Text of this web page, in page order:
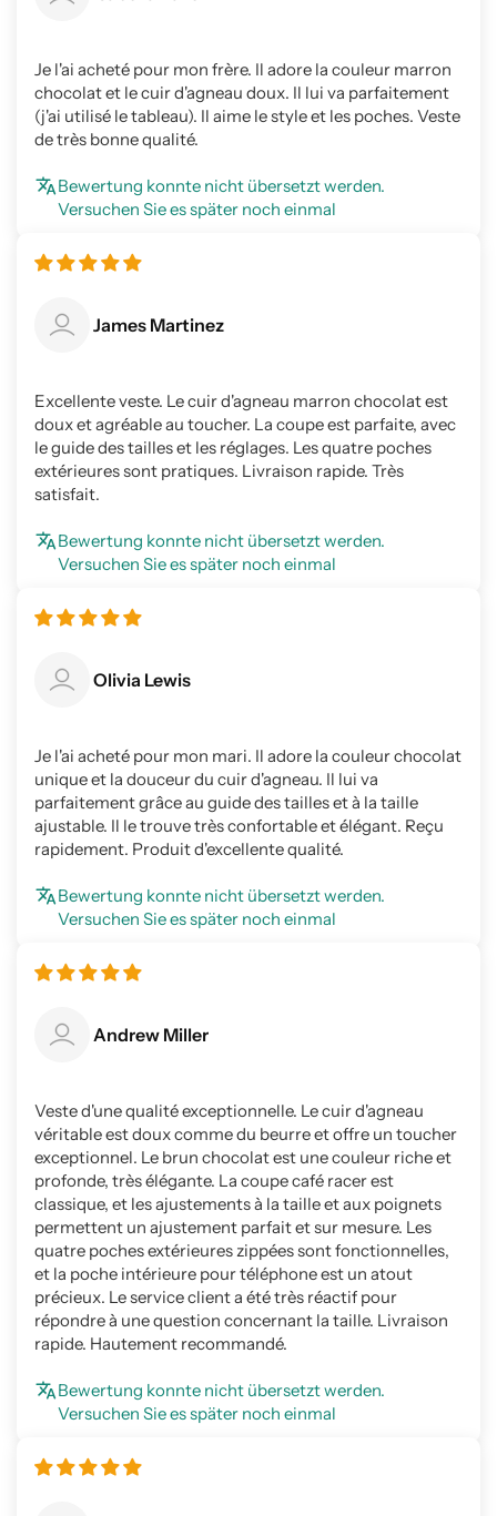
Je l'ai acheté pour mon frère. Il adore la couleur marron
chocolat et le cuir d'agneau doux. Il lui va parfaitement
(j'ai utilisé le tableau). Il aime le style et les poches. Veste
de très bonne qualité.
Bewertung konnte nicht übersetzt werden.
Versuchen Sie es später noch einmal
James Martinez
Excellente veste. Le cuir d'agneau marron chocolat est
doux et agréable au toucher. La coupe est parfaite, avec
le guide des tailles et les réglages. Les quatre poches
extérieures sont pratiques. Livraison rapide. Très
satisfait.
Bewertung konnte nicht übersetzt werden.
Versuchen Sie es später noch einmal
Olivia Lewis
Je l'ai acheté pour mon mari. Il adore la couleur chocolat
unique et la douceur du cuir d'agneau. Il lui va
parfaitement grâce au guide des tailles et à la taille
ajustable. Il le trouve très confortable et élégant. Reçu
rapidement. Produit d'excellente qualité.
Bewertung konnte nicht übersetzt werden.
Versuchen Sie es später noch einmal
Andrew Miller
Veste d'une qualité exceptionnelle. Le cuir d'agneau
véritable est doux comme du beurre et offre un toucher
exceptionnel. Le brun chocolat est une couleur riche et
profonde, très élégante. La coupe café racer est
classique, et les ajustements à la taille et aux poignets
permettent un ajustement parfait et sur mesure. Les
quatre poches extérieures zippées sont fonctionnelles,
et la poche intérieure pour téléphone est un atout
précieux. Le service client a été très réactif pour
répondre à une question concernant la taille. Livraison
rapide. Hautement recommandé.
Bewertung konnte nicht übersetzt werden.
Versuchen Sie es später noch einmal